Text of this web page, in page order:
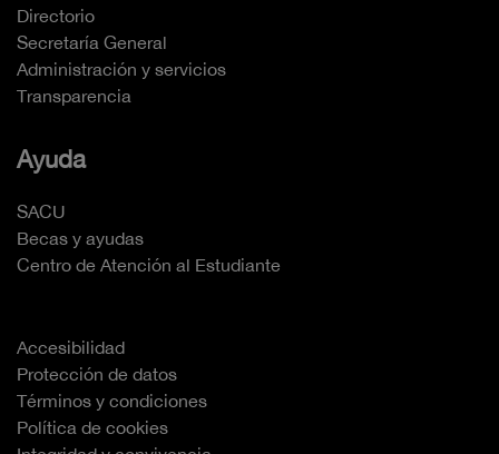
Directorio
Secretaría General
Administración y servicios
Transparencia
Ayuda
SACU
Becas y ayudas
Centro de Atención al Estudiante
Accesibilidad
Protección de datos
Términos y condiciones
Política de cookies